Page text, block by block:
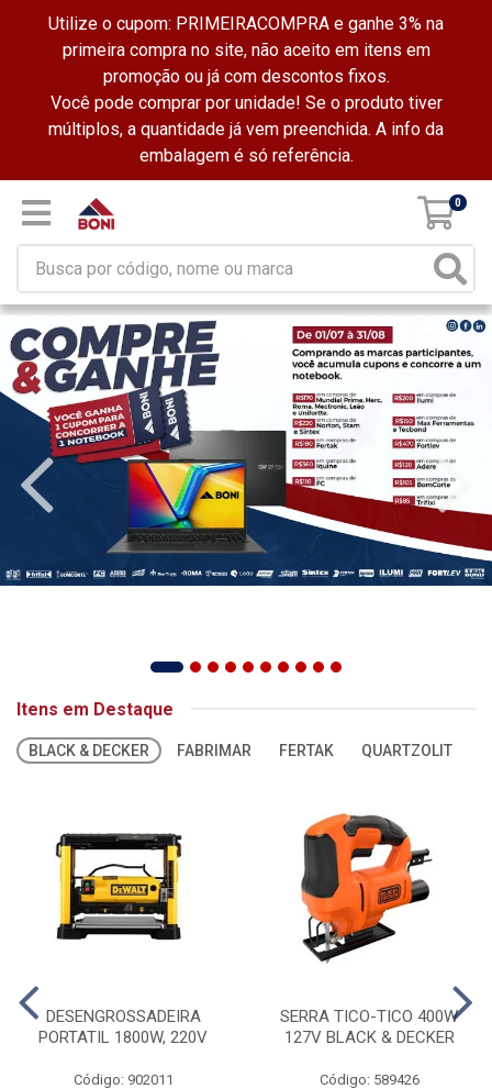
Utilize o cupom: PRIMEIRACOMPRA e ganhe 3% na
primeira compra no site, não aceito em itens em
promoção ou já com descontos fixos.
Você pode comprar por unidade! Se o produto tiver
múltiplos, a quantidade já vem preenchida. A info da
embalagem é só referência.
0
Itens em Destaque
BLACK & DECKER FABRIMAR FERTAK QUARTZOLIT
DESENGROSSADEIRA
PORTATIL 1800W, 220V
Código: 902011
SERRA TICO-TICO 400W
127V BLACK & DECKER
Código: 589426